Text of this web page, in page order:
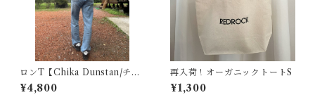
ロンT【Chika Dunstan/チカ
ダンスタン】コラボ
¥4,800
再入荷！オーガニックトートS
¥1,300